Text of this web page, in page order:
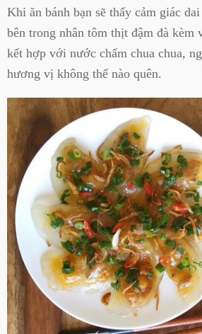
Khi ăn bánh bạn sẽ thấy cảm giác
bên trong nhân tôm thịt đậm đà kèm
kết hợp với nước chấm chua chua,
hương vị không thể nào quên.